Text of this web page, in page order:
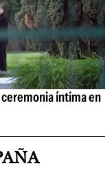
ceremonia íntima en